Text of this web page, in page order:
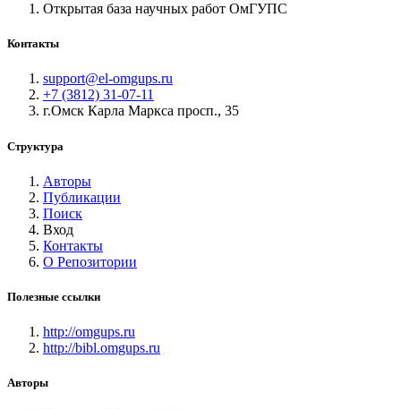
Открытая база научных работ ОмГУПС
Контакты
support@el-omgups.ru
+7 (3812) 31-07-11
г.Омск Карла Маркса просп., 35
Структура
Авторы
Публикации
Поиск
Вход
Контакты
О Репозитории
Полезные ссылки
http://omgups.ru
http://bibl.omgups.ru
Авторы